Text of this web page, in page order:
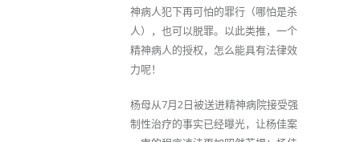
神病人犯下再可怕的罪行（哪怕是杀
人），也可以脱罪。以此类推，一个
精神病人的授权，怎么能具有法律效
力呢！
杨母从7月2日被送进精神病院接受强
制性治疗的事实已经曝光，让杨佳案